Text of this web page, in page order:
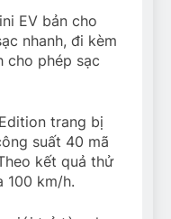
EV bản cho
nhanh, đi kèm
cho phép sạc
trang bị
suất 40 mã
kết quả thử
100 km/h.